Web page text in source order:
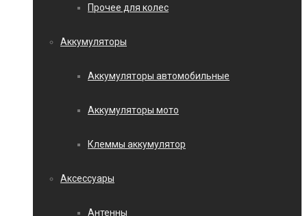
Прочее для колес
Аккумуляторы
Аккумуляторы автомобильные
Аккумуляторы мото
Клеммы аккумулятор
Аксессуары
Антенны